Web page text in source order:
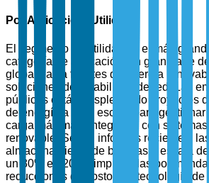
Por Aplicación: Utilidad
El segmento de utilidad es el más
categoría de aplicación, en gran parte
global hacia fuentes de energía
soluciones de estabilidad de red. Las
públicos están desplegando proyectos
de energía a gran escala para gestionar
carga máxima e integrarse con
renovable. Según informes recientes,
almacenamiento de baterías a escala
un 30% en 2024, impulsadas por
reducciones de costos en tecnología de